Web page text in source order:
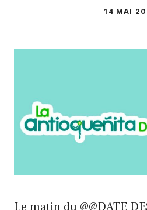
14 MAI